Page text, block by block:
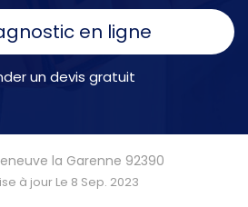
en ligne
un devis gratuit
la Garenne 92390
à jour Le 8 Sep. 2023